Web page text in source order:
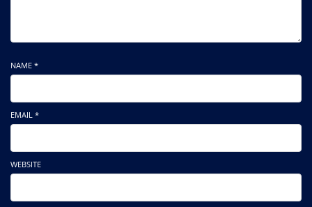
NAME *
EMAIL *
WEBSITE